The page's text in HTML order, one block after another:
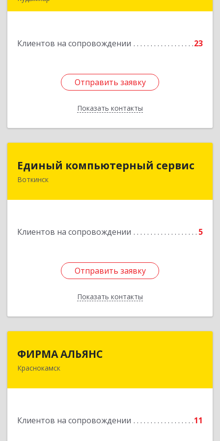
Клиентов на сопровождении 23
Отправить заявку
Показать контакты
Подробнее
Отправить заявку
Назад
Единый компьютерный сервис
Воткинск
Клиентов на сопровождении 5
Отправить заявку
Показать контакты
Единый компьютерный сервис
Отправить заявку
Назад
ФИРМА АЛЬЯНС
Краснокамск
Клиентов на сопровождении 11